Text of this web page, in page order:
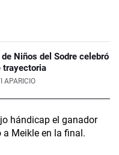
Niños del Sodre celebró
trayectoria
APARICIO
hándicap el ganador
a Meikle en la final.